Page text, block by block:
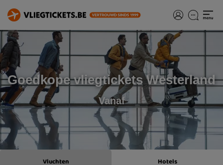
Goedkope vliegtickets Westerland
Vanaf